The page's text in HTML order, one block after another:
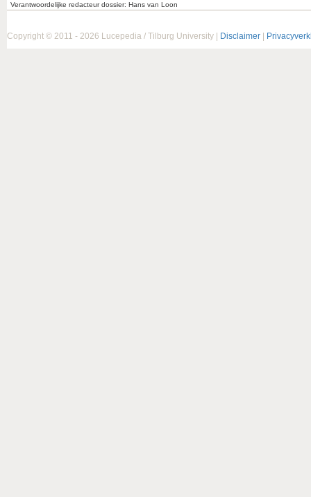
Verantwoordelijke redacteur dossier: Hans van Loon
Copyright © 2011 - 2026 Lucepedia / Tilburg University | Disclaimer